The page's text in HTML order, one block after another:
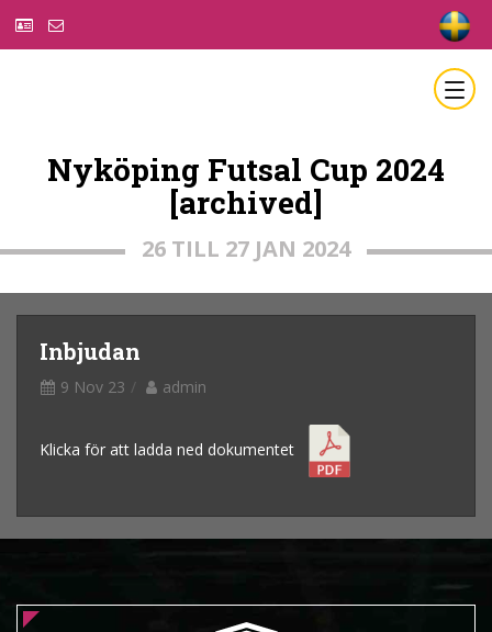
Nyköping Futsal Cup 2024
[archived]
26 TILL 27 JAN 2024
Inbjudan
9 Nov 23 admin
Klicka för att ladda ned dokumentet